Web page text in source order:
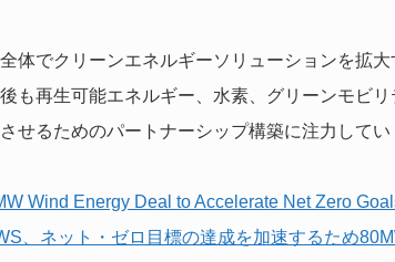
体でクリーンエネルギーソリューションを拡
も再生可能エネルギー、水素、グリーンモビ
せるためのパートナーシップ構築に注力してい
Wind Energy Deal to Accelerate Net Zero
、ネット・ゼロ目標の達成を加速するため